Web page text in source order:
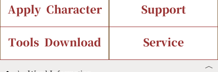
Introduction Current Status
Chinese Code Status
IDS Query
Components Query
Apply Character
Application Process
Support
Font Instant Display
Tools Download Service
︿